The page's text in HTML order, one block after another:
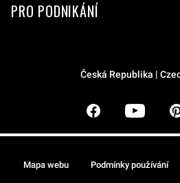
PRO PODNIKÁNÍ
Česká Republika |
Mapa webu Podmínky používání